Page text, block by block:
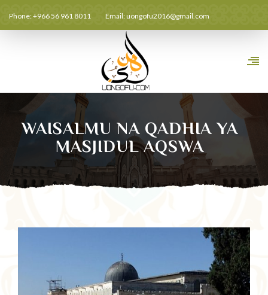
Phone: +966 56 961 8011 Email:uongofu2016@gmail.com
WAISALMU NA QADHIA YA
MASJIDUL AQSWA